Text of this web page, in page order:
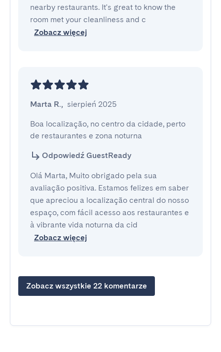
nearby restaurants. It's great to know the
room met your cleanliness and c
Zobacz więcej
Marta R., sierpień 2025
Boa localização, no centro da cidade, perto
de restaurantes e zona noturna
Odpowiedź GuestReady
Olá Marta, Muito obrigado pela sua
avaliação positiva. Estamos felizes em saber
que apreciou a localização central do nosso
espaço, com fácil acesso aos restaurantes e
à vibrante vida noturna da cid
Zobacz więcej
Zobacz wszystkie 22 komentarze